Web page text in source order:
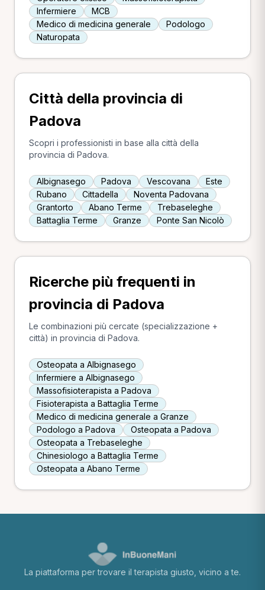
Infermiere
MCB
Medico di medicina generale
Podologo
Naturopata
Città della provincia di
Padova
Scopri i professionisti in base alla città della
provincia di Padova.
Albignasego Padova Vescovana
Este
Rubano
Cittadella
Noventa Padovana
Grantorto
Abano Terme
Trebaseleghe
Battaglia Terme
Granze Ponte San Nicolò
Ricerche più frequenti in
provincia di Padova
Le combinazioni più cercate (specializzazione +
città) in provincia di Padova.
Osteopata a Albignasego
Infermiere a Albignasego
Massofisioterapista a Padova
Fisioterapista a Battaglia Terme
Medico di medicina generale a Granze
Podologo a Padova
Osteopata a Padova
Osteopata a Trebaseleghe
Chinesiologo a Battaglia Terme
Osteopata a Abano Terme
La piattaforma per trovare il terapista giusto, vicino a te.